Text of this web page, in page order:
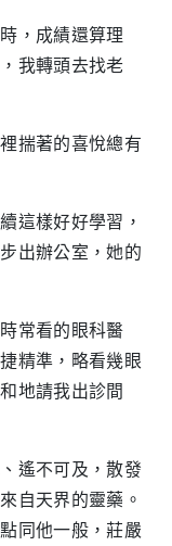
，成績還算理
我轉頭去找老
揣著的喜悅總有
樣好好學習，
出辦公室，她的
常看的眼科醫
精準，略看幾眼
地請我出診間
遙不可及，散發
自天界的靈藥。
同他一般，莊嚴